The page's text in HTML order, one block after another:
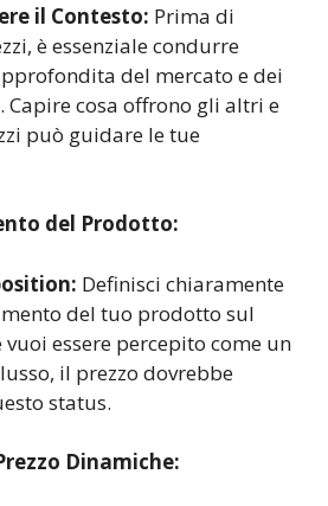
il Contesto: Prima di
è essenziale condurre
del mercato e dei
Capire cosa offrono gli altri e
può guidare le tue
del Prodotto:
Definisci chiaramente
del tuo prodotto sul
vuoi essere percepito come un
il prezzo dovrebbe
status.
Dinamiche: